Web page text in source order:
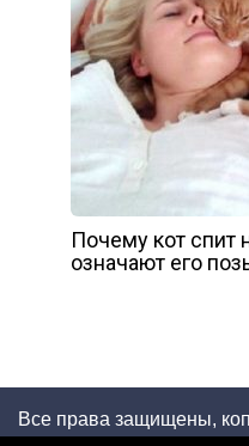
Почему кот спит
означают его
Все права защищены,